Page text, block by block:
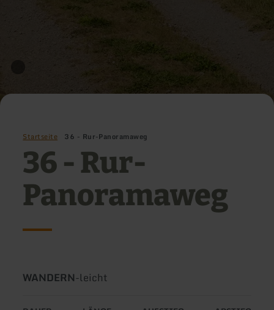
Startseite 36 - Rur-Panoramaweg
36 - Rur-
Panoramaweg
Art
WANDERN-Schwierigkeit:
leicht